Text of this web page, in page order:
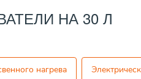
НА 30 Л
нагрева